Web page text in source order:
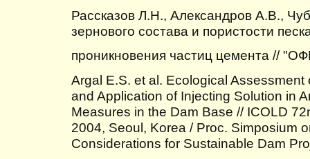
Рассказов Л.Н., Александров А.В.,
зернового состава и пористости
проникновения частиц цемента //
Argal E.S. et al. Ecological
and Application of Injecting Solution in
Measures in the Dam Base // ICOLD
2004, Seoul, Korea / Proc. Simposium
Considerations for Sustainable Dam